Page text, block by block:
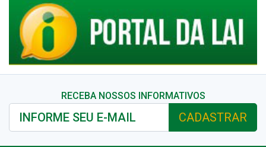
RECEBA NOSSOS INFORMATIVOS
CADASTRAR